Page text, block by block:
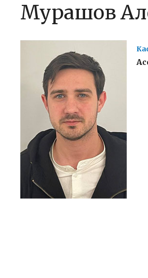
Мурашов